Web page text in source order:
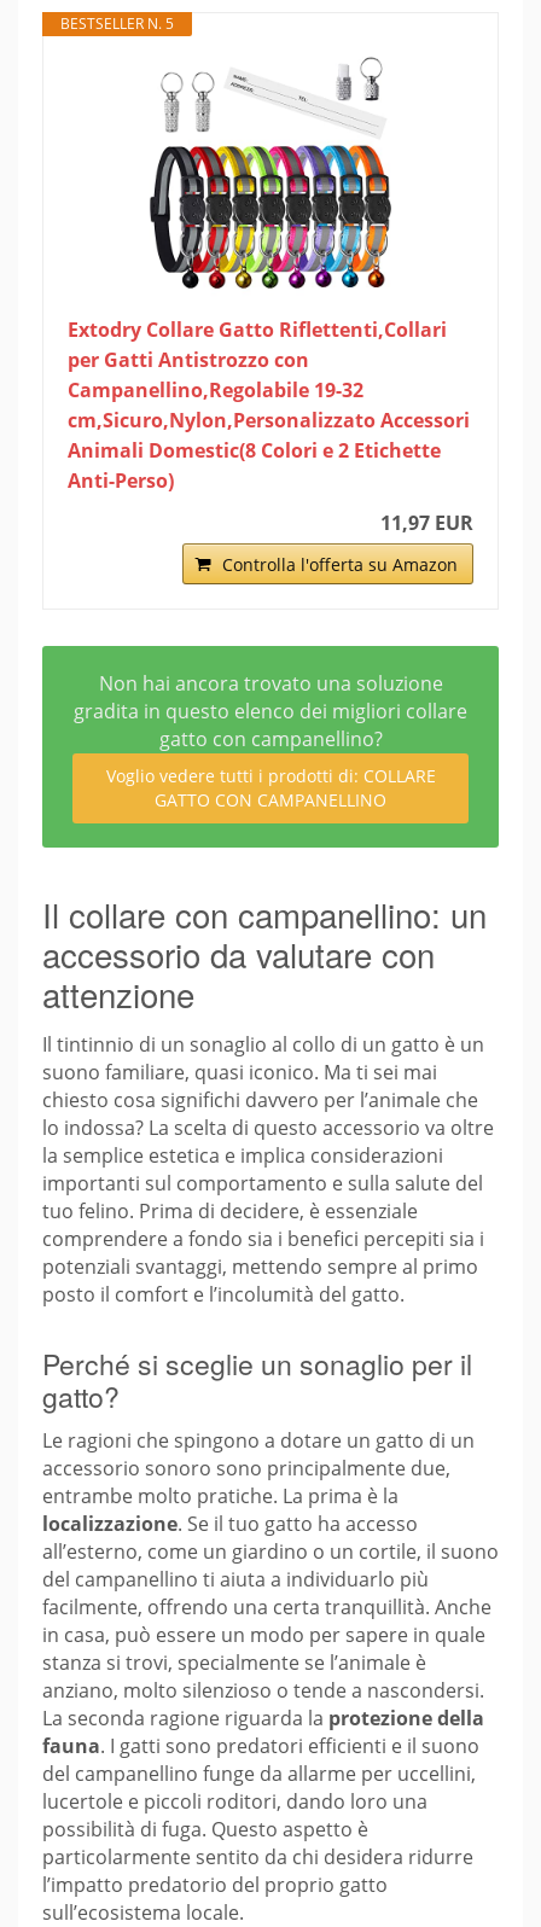
BESTSELLER N. 5
Extodry Collare Gatto Riflettenti,Collari
per Gatti Antistrozzo con
Campanellino,Regolabile 19-32
cm,Sicuro,Nylon,Personalizzato Accessori
Animali Domestic(8 Colori e 2 Etichette
Anti-Perso)
11,97 EUR
Controlla l'offerta su Amazon
Non hai ancora trovato una soluzione
gradita in questo elenco dei migliori collare
gatto con campanellino?
Voglio vedere tutti i prodotti di: COLLARE
GATTO CON CAMPANELLINO
Il collare con campanellino: un
accessorio da valutare con
attenzione
Il tintinnio di un sonaglio al collo di un gatto è un
suono familiare, quasi iconico. Ma ti sei mai
chiesto cosa significhi davvero per l’animale che
lo indossa? La scelta di questo accessorio va oltre
la semplice estetica e implica considerazioni
importanti sul comportamento e sulla salute del
tuo felino. Prima di decidere, è essenziale
comprendere a fondo sia i benefici percepiti sia i
potenziali svantaggi, mettendo sempre al primo
posto il comfort e l’incolumità del gatto.
Perché si sceglie un sonaglio per il
gatto?
Le ragioni che spingono a dotare un gatto di un
accessorio sonoro sono principalmente due,
entrambe molto pratiche. La prima è la
localizzazione. Se il tuo gatto ha accesso
all’esterno, come un giardino o un cortile, il suono
del campanellino ti aiuta a individuarlo più
facilmente, offrendo una certa tranquillità. Anche
in casa, può essere un modo per sapere in quale
stanza si trovi, specialmente se l’animale è
anziano, molto silenzioso o tende a nascondersi.
La seconda ragione riguarda la protezione della
fauna. I gatti sono predatori efficienti e il suono
del campanellino funge da allarme per uccellini,
lucertole e piccoli roditori, dando loro una
possibilità di fuga. Questo aspetto è
particolarmente sentito da chi desidera ridurre
l’impatto predatorio del proprio gatto
sull’ecosistema locale.